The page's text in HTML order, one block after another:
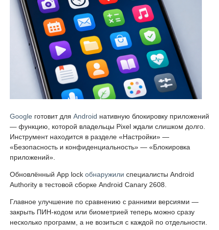
Google готовит для Android нативную блокировку приложений
— функцию, которой владельцы Pixel ждали слишком долго.
Инструмент находится в разделе «Настройки» —
«Безопасность и конфиденциальность» — «Блокировка
приложений».
Обновлённый App lock обнаружили специалисты Android
Authority в тестовой сборке Android Canary 2608.
Главное улучшение по сравнению с ранними версиями —
закрыть ПИН-кодом или биометрией теперь можно сразу
несколько программ, а не возиться с каждой по отдельности.